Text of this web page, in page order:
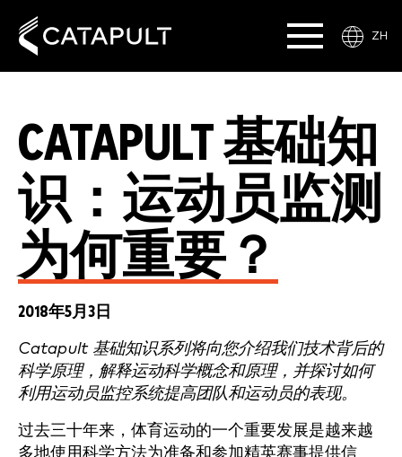
ZH
CATAPULT 基础知
识：运动员监测
为何重要？
2018年5月3日
Catapult 基础知识系列将向您介绍我们技术背后的
科学原理，解释运动科学概念和原理，并探讨如何
利用运动员监控系统提高团队和运动员的表现。
过去三十年来，体育运动的一个重要发展是越来越
多地使用科学方法为准备和参加精英赛事提供信